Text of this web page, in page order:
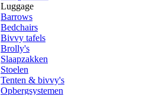
Luggage
Barrows
Bedchairs
Bivvy tafels
Brolly's
Slaapzakken
Stoelen
Tenten & bivvy's
Opbergsystemen